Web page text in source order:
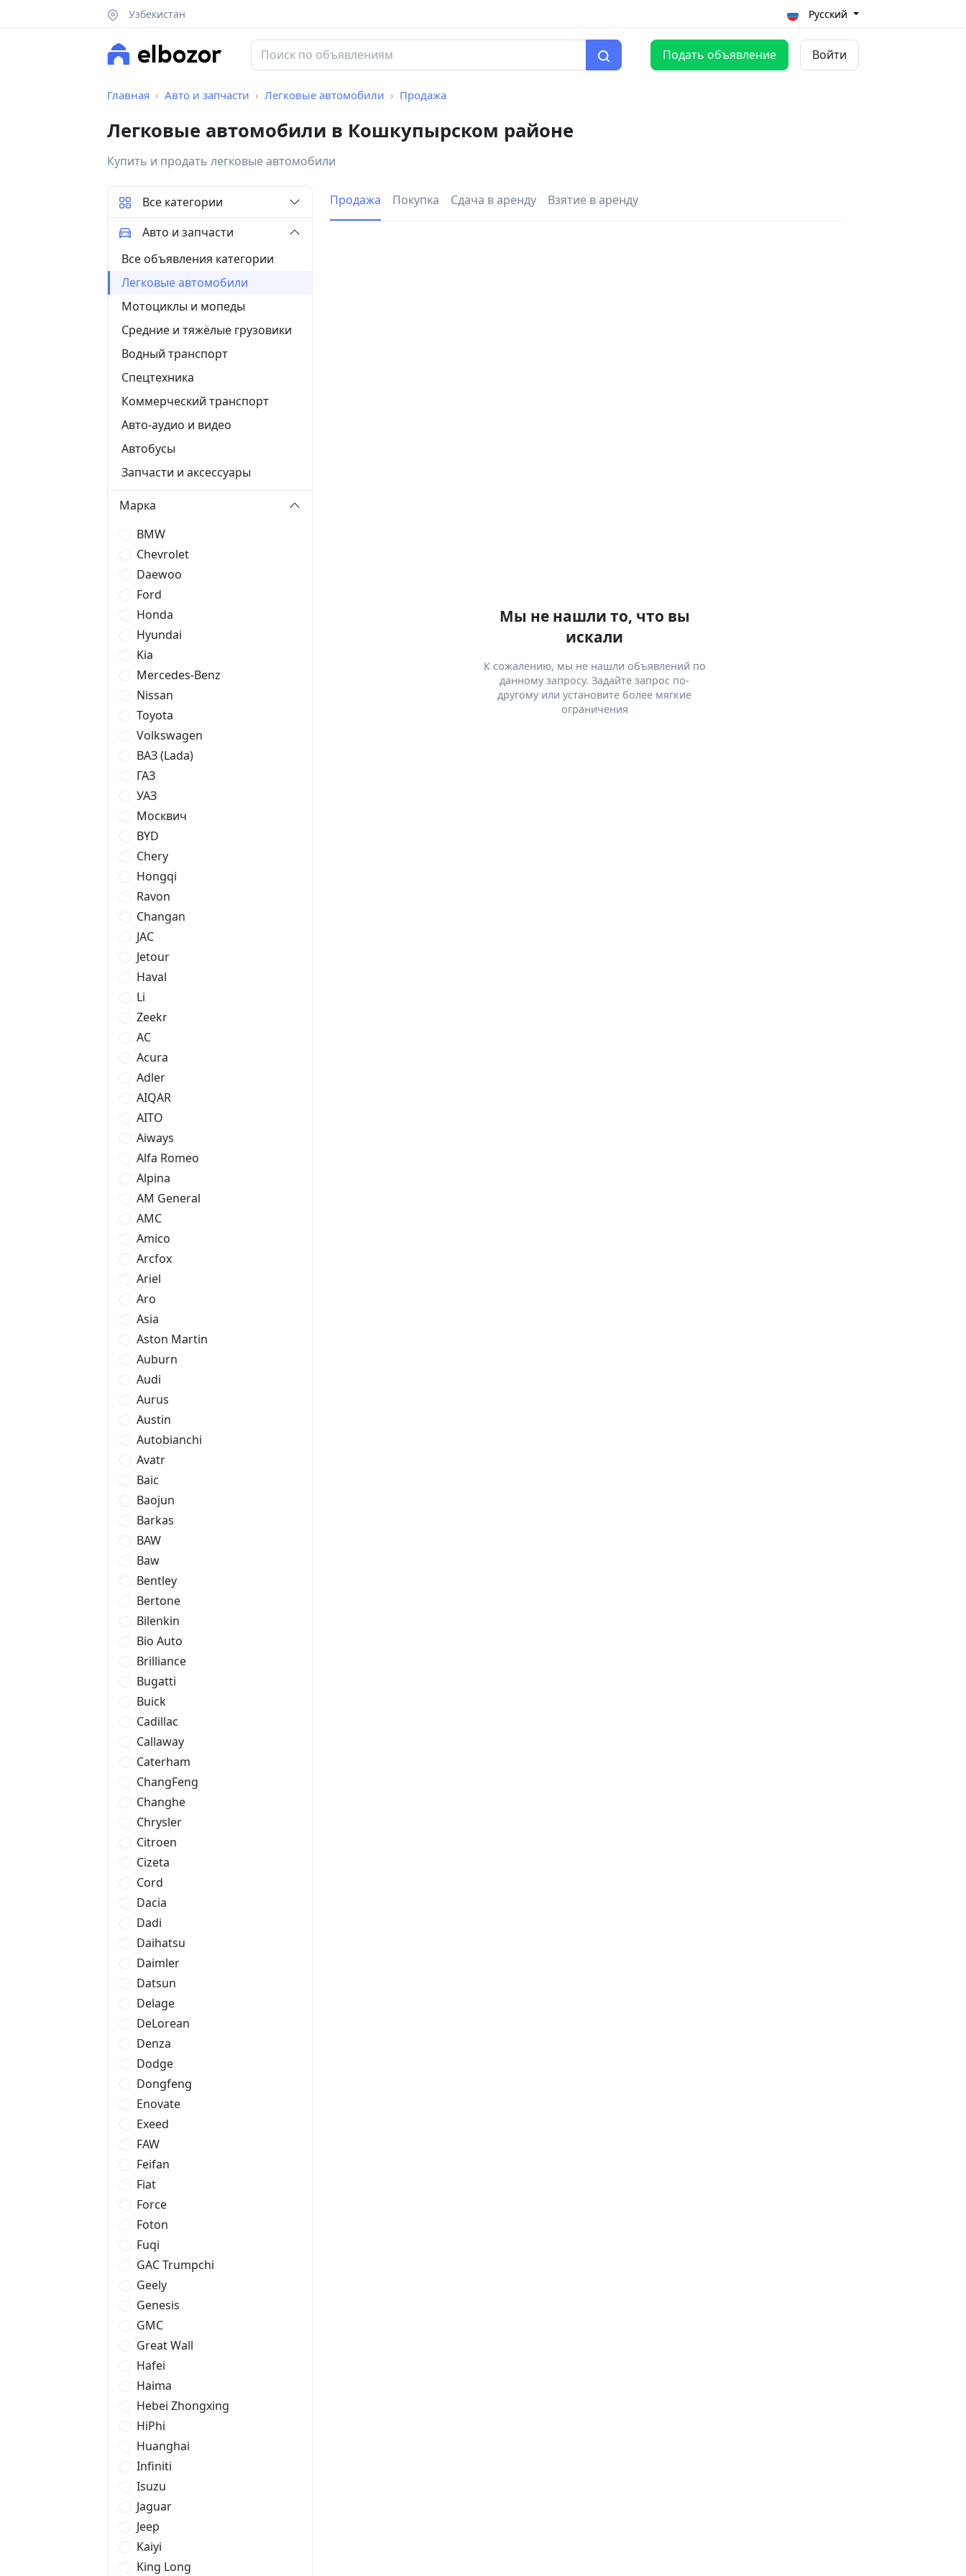
Узбекистан Русский
Подать объявление Войти
Главная Авто и запчасти Легковые автомобили Продажа
Легковые автомобили в Кошкупырском районе
Купить и продать легковые автомобили
Продажа Покупка Сдача в аренду Взятие в аренду
Мы не нашли то, что вы
искали
К сожалению, мы не нашли объявлений по
данному запросу. Задайте запрос по-
другому или установите более мягкие
ограничения
Все категории
Авто и запчасти
Все объявления категории
Легковые автомобили
Мотоциклы и мопеды
Средние и тяжёлые грузовики
Водный транспорт
Спецтехника
Коммерческий транспорт
Авто-аудио и видео
Автобусы
Запчасти и аксессуары
Марка
BMW
Chevrolet
Daewoo
Ford
Honda
Hyundai
Kia
Mercedes-Benz
Nissan
Toyota
Volkswagen
ВАЗ (Lada)
ГАЗ
УАЗ
Москвич
BYD
Chery
Hongqi
Ravon
Changan
JAC
Jetour
Haval
Li
Zeekr
AC
Acura
Adler
AIQAR
AITO
Aiways
Alfa Romeo
Alpina
AM General
AMC
Amico
Arcfox
Ariel
Aro
Asia
Aston Martin
Auburn
Audi
Aurus
Austin
Autobianchi
Avatr
Baic
Baojun
Barkas
BAW
Baw
Bentley
Bertone
Bilenkin
Bio Auto
Brilliance
Bugatti
Buick
Cadillac
Callaway
Caterham
ChangFeng
Changhe
Chrysler
Citroen
Cizeta
Cord
Dacia
Dadi
Daihatsu
Daimler
Datsun
Delage
DeLorean
Denza
Dodge
Dongfeng
Enovate
Exeed
FAW
Feifan
Fiat
Force
Foton
Fuqi
GAC Trumpchi
Geely
Genesis
GMC
Great Wall
Hafei
Haima
Hebei Zhongxing
HiPhi
Huanghai
Infiniti
Isuzu
Jaguar
Jeep
Kaiyi
King Long